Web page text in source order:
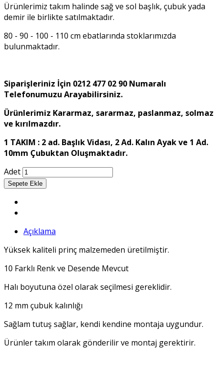
Ürünlerimiz takım halinde sağ ve sol başlık, çubuk yada
demir ile birlikte satılmaktadır.
80 - 90 - 100 - 110 cm ebatlarında stoklarımızda
bulunmaktadır.
Siparişleriniz İçin 0212 477 02 90 Numaralı
Telefonumuzu Arayabilirsiniz.
Ürünlerimiz Kararmaz, sararmaz, paslanmaz, solmaz
ve kırılmazdır.
1 TAKIM : 2 ad. Başlık Vidası, 2 Ad. Kalın Ayak ve 1 Ad.
10mm Çubuktan Oluşmaktadır.
Adet
Açıklama
Yüksek kaliteli prinç malzemeden üretilmiştir.
10 Farklı Renk ve Desende Mevcut
Halı boyutuna özel olarak seçilmesi gereklidir.
12 mm çubuk kalınlığı
Sağlam tutuş sağlar, kendi kendine montaja uygundur.
Ürünler takım olarak gönderilir ve montaj gerektirir.